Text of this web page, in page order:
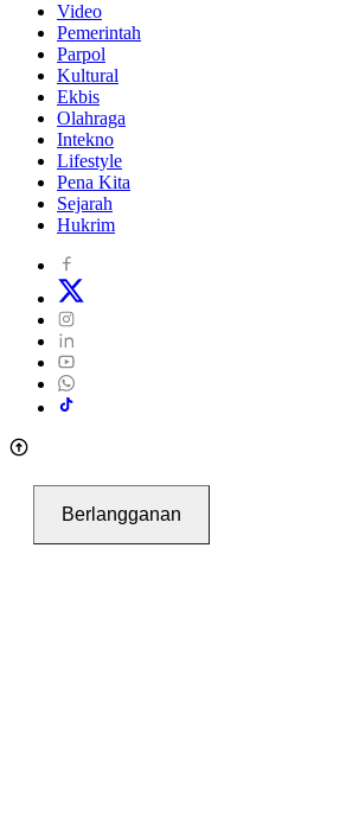
Video
Pemerintah
Parpol
Kultural
Ekbis
Olahraga
Intekno
Lifestyle
Pena Kita
Sejarah
Hukrim
Berlangganan